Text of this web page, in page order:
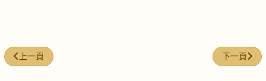
上一篇文章: 鮮番茄豬扒飯
上一頁 下一篇文章
下一頁